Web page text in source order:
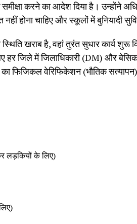
करने का आदेश दिया है। उन्होंने
होना चाहिए और स्कूलों में बुनियादी
खराब है, वहां तुरंत सुधार कार्य शुरू
हर जिले में जिलाधिकारी (DM) और
का फिजिकल वेरिफिकेशन (भौतिक
लड़कियों के लिए)